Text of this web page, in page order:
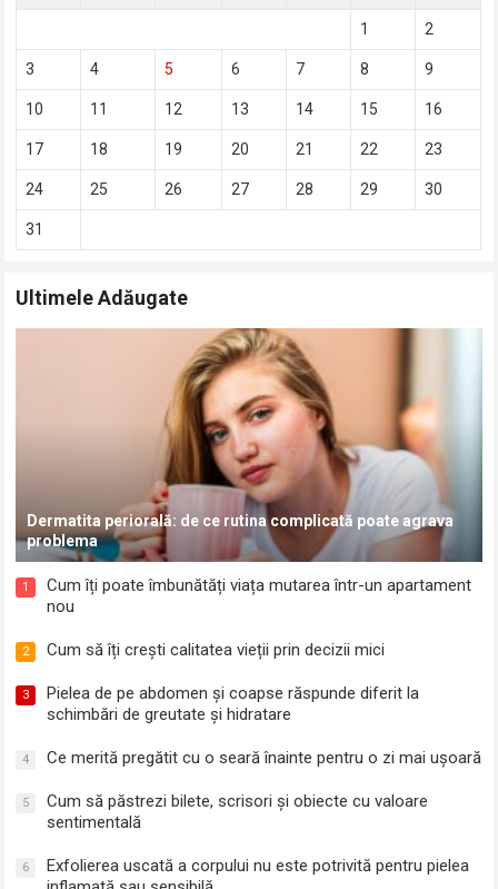
1 2
3 4 5 6 7 8 9
10 11 12 13 14 15 16
17 18 19 20 21 22 23
24 25 26 27 28 29 30
31
Ultimele Adăugate
Dermatita periorală: de ce rutina complicată poate agrava
problema
1
Cum îți poate îmbunătăți viața mutarea într-un apartament
nou
2 Cum să îți crești calitatea vieții prin decizii mici
3
Pielea de pe abdomen și coapse răspunde diferit la
schimbări de greutate și hidratare
4 Ce merită pregătit cu o seară înainte pentru o zi mai ușoară
5
Cum să păstrezi bilete, scrisori și obiecte cu valoare
sentimentală
6
Exfolierea uscată a corpului nu este potrivită pentru pielea